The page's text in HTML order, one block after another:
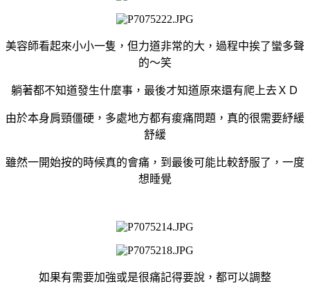
美容師看起來小小一隻，但力道非常的大，過程中挨了蠻多聲
的～笑
躺著都不知道發生什麼事，最後才知道原來還有爬上去ＸＤ
由於本身肩頸僵硬，多處地方都有痠痛問題，真的很需要紓緩
舒緩
雖然一開始按的時候真的會痛，到最後可能比較舒服了，一度
想睡覺
如果有需要加強或是很痛記得要說，都可以調整